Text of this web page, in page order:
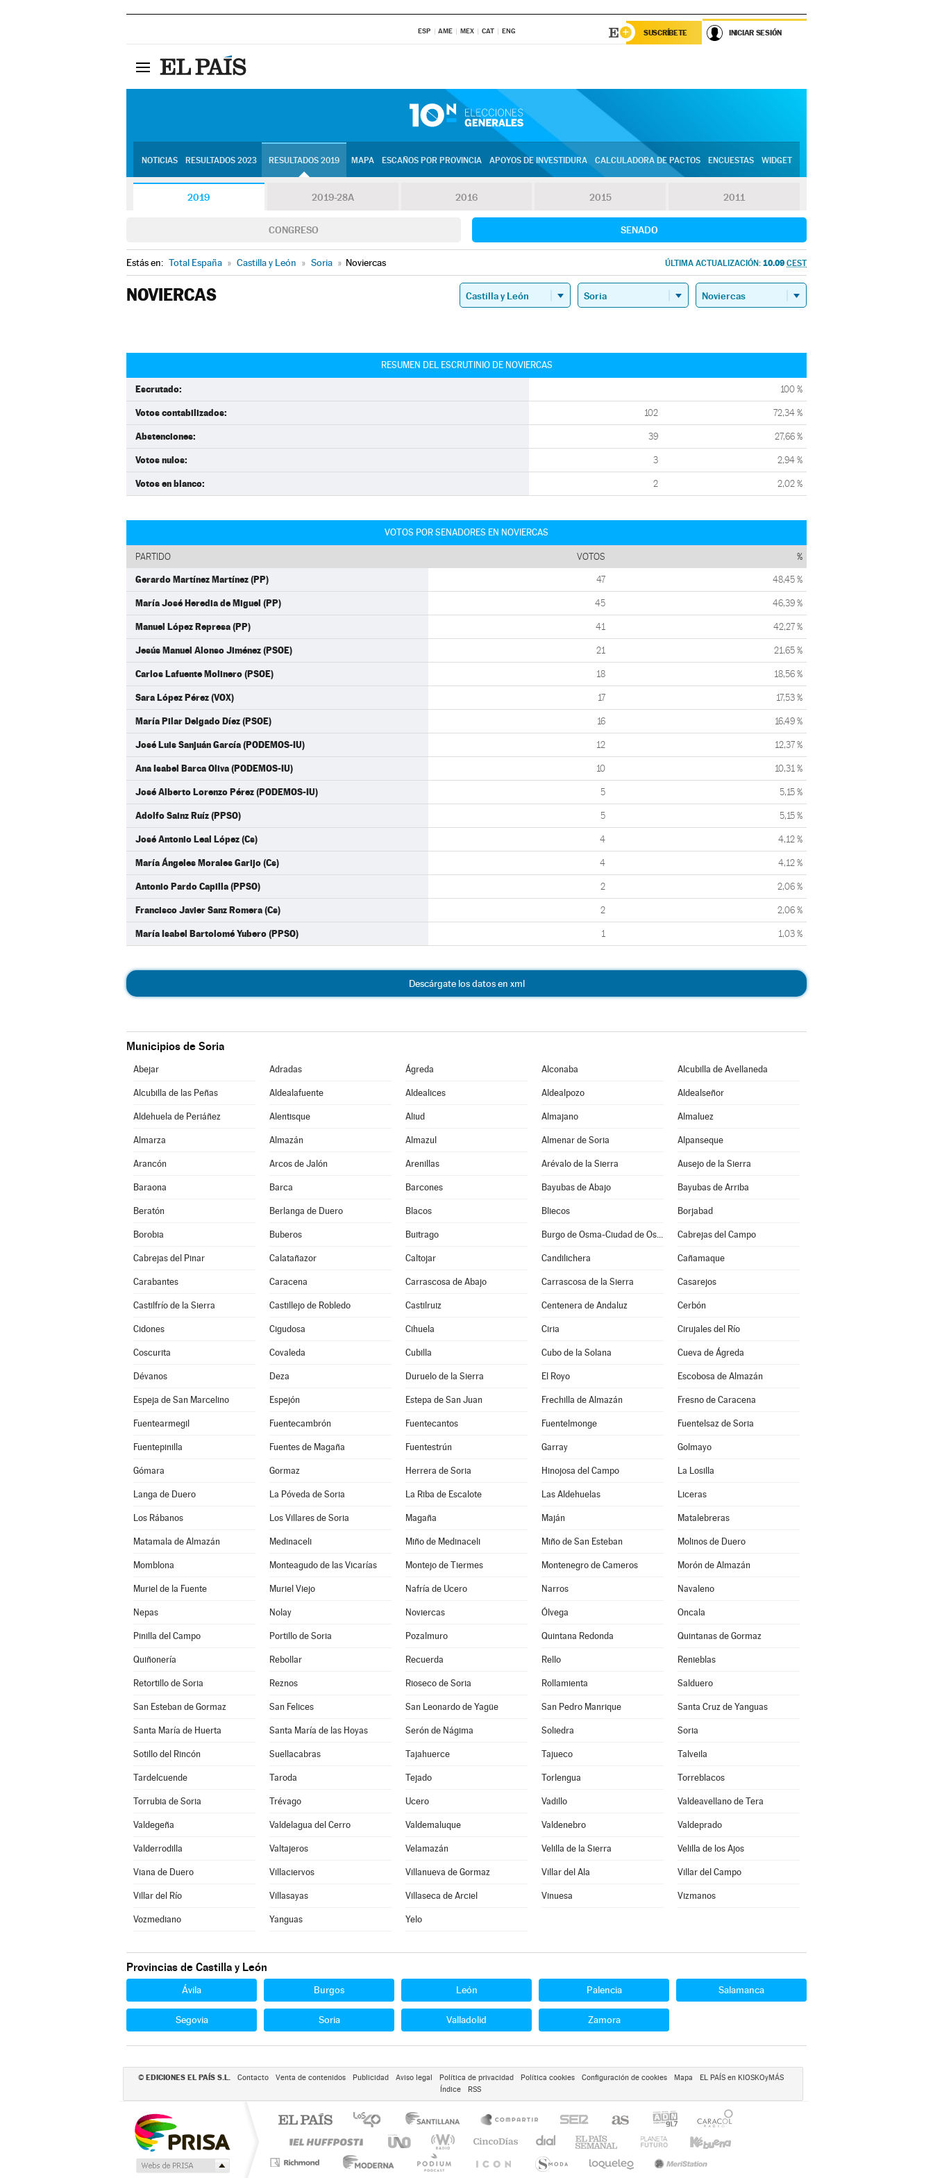
ESP AME MEX CAT ENG SUSCRÍBETE INICIAR SESIÓN
NOTICIAS RESULTADOS 2023 RESULTADOS 2019 MAPA ESCAÑOS POR PROVINCIA APOYOS DE INVESTIDURA CALCULADORA DE PACTOS ENCUESTAS WIDGET
2019 2019-28A 2016 2015 2011
CONGRESO SENADO
Estás en: Total España » Castilla y León » Soria » Noviercas ÚLTIMA ACTUALIZACIÓN: 10.09 CEST
NOVIERCAS
RESUMEN DEL ESCRUTINIO DE NOVIERCAS
Escrutado: 100 %
Votos contabilizados: 102 72,34 %
Abstenciones: 39 27,66 %
Votos nulos: 3 2,94 %
Votos en blanco: 2 2,02 %
VOTOS POR SENADORES EN NOVIERCAS
PARTIDO VOTOS %
Gerardo Martínez Martínez (PP) 47 48,45 %
María José Heredia de Miguel (PP) 45 46,39 %
Manuel López Represa (PP) 41 42,27 %
Jesús Manuel Alonso Jiménez (PSOE) 21 21,65 %
Carlos Lafuente Molinero (PSOE) 18 18,56 %
Sara López Pérez (VOX) 17 17,53 %
María Pilar Delgado Díez (PSOE) 16 16,49 %
José Luis Sanjuán García (PODEMOS-IU) 12 12,37 %
Ana Isabel Barca Oliva (PODEMOS-IU) 10 10,31 %
José Alberto Lorenzo Pérez (PODEMOS-IU) 5 5,15 %
Adolfo Sainz Ruíz (PPSO) 5 5,15 %
José Antonio Leal López (Cs) 4 4,12 %
María Ángeles Morales Garijo (Cs) 4 4,12 %
Antonio Pardo Capilla (PPSO) 2 2,06 %
Francisco Javier Sanz Romera (Cs) 2 2,06 %
María Isabel Bartolomé Yubero (PPSO) 1 1,03 %
Descárgate los datos en xml
Municipios de Soria
Abejar Adradas Ágreda Alconaba Alcubilla de Avellaneda
Alcubilla de las Peñas Aldealafuente Aldealices Aldealpozo Aldealseñor
Aldehuela de Periáñez Alentisque Aliud Almajano Almaluez
Almarza Almazán Almazul Almenar de Soria Alpanseque
Arancón Arcos de Jalón Arenillas Arévalo de la Sierra Ausejo de la Sierra
Baraona Barca Barcones Bayubas de Abajo Bayubas de Arriba
Beratón Berlanga de Duero Blacos Bliecos Borjabad
Borobia Buberos Buitrago Burgo de Osma-Ciudad de Osma Cabrejas del Campo
Cabrejas del Pinar Calatañazor Caltojar Candilichera Cañamaque
Carabantes Caracena Carrascosa de Abajo Carrascosa de la Sierra Casarejos
Castilfrío de la Sierra Castillejo de Robledo Castilruiz Centenera de Andaluz Cerbón
Cidones Cigudosa Cihuela Ciria Cirujales del Río
Coscurita Covaleda Cubilla Cubo de la Solana Cueva de Ágreda
Dévanos Deza Duruelo de la Sierra El Royo Escobosa de Almazán
Espeja de San Marcelino Espejón Estepa de San Juan Frechilla de Almazán Fresno de Caracena
Fuentearmegil Fuentecambrón Fuentecantos Fuentelmonge Fuentelsaz de Soria
Fuentepinilla Fuentes de Magaña Fuentestrún Garray Golmayo
Gómara Gormaz Herrera de Soria Hinojosa del Campo La Losilla
Langa de Duero La Póveda de Soria La Riba de Escalote Las Aldehuelas Liceras
Los Rábanos Los Villares de Soria Magaña Maján Matalebreras
Matamala de Almazán Medinaceli Miño de Medinaceli Miño de San Esteban Molinos de Duero
Momblona Monteagudo de las Vicarías Montejo de Tiermes Montenegro de Cameros Morón de Almazán
Muriel de la Fuente Muriel Viejo Nafría de Ucero Narros Navaleno
Nepas Nolay Noviercas Ólvega Oncala
Pinilla del Campo Portillo de Soria Pozalmuro Quintana Redonda Quintanas de Gormaz
Quiñonería Rebollar Recuerda Rello Renieblas
Retortillo de Soria Reznos Rioseco de Soria Rollamienta Salduero
San Esteban de Gormaz San Felices San Leonardo de Yagüe San Pedro Manrique Santa Cruz de Yanguas
Santa María de Huerta Santa María de las Hoyas Serón de Nágima Soliedra Soria
Sotillo del Rincón Suellacabras Tajahuerce Tajueco Talveila
Tardelcuende Taroda Tejado Torlengua Torreblacos
Torrubia de Soria Trévago Ucero Vadillo Valdeavellano de Tera
Valdegeña Valdelagua del Cerro Valdemaluque Valdenebro Valdeprado
Valderrodilla Valtajeros Velamazán Velilla de la Sierra Velilla de los Ajos
Viana de Duero Villaciervos Villanueva de Gormaz Villar del Ala Villar del Campo
Villar del Río Villasayas Villaseca de Arciel Vinuesa Vizmanos
Vozmediano Yanguas Yelo
Provincias de Castilla y León
Ávila Burgos León Palencia Salamanca
Segovia Soria Valladolid Zamora
© EDICIONES EL PAÍS S.L. Contacto Venta de contenidos Publicidad Aviso legal Política de privacidad Política cookies Configuración de cookies Mapa
EL PAÍS en KIOSKOyMÁS
Índice
RSS